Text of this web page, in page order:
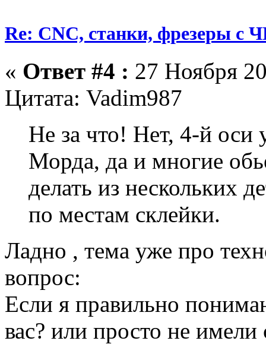
Re: CNC, станки, фрезеры с
« Ответ #4 : 27 Ноября
Цитата: Vadim987
Не за что! Нет, 4-й оси
Морда, да и многие
делать из нескольких
по местам склейки.
Ладно , тема уже про
вопрос:
Если я правильно
вас? или просто не имели